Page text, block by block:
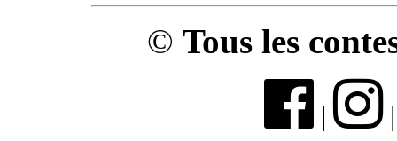
© Tous les
|